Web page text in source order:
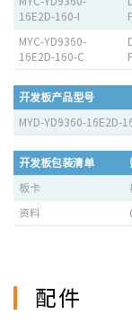
16E2D-160-I
MYC-YD9360-
16E2D-160-C
开发板产品型号
MYD-YD9360-16E2D-
开发板包装清单
板卡
资料
配件